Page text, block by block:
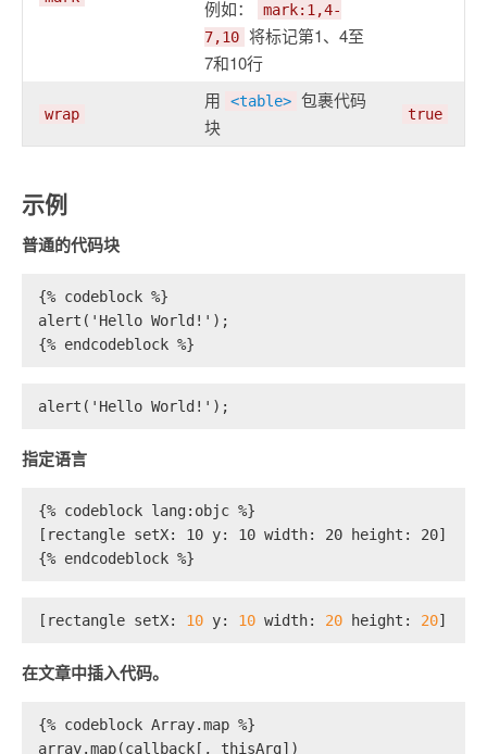
例如：
mark:1,4-
7,10 将标记第1、4至
7和10行
wrap
用 <table> 包裹代码
块
true
示例
普通的代码块
{% codeblock %}
alert('Hello World!');
{% endcodeblock %}
alert('Hello World!');
指定语言
{% codeblock lang:objc %}
[rectangle setX: 10 y: 10 width: 20 height: 20];
{% endcodeblock %}
[rectangle setX: 10 y: 10 width: 20 height: 20];
在文章中插入代码。
{% codeblock Array.map %}
array.map(callback[, thisArg])